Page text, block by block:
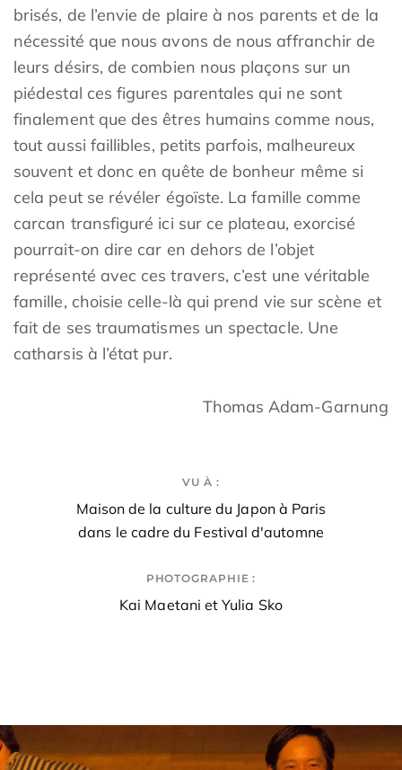
brisés, de l’envie de plaire à nos parents et de la
nécessité que nous avons de nous affranchir de
leurs désirs, de combien nous plaçons sur un
piédestal ces figures parentales qui ne sont
finalement que des êtres humains comme nous,
tout aussi faillibles, petits parfois, malheureux
souvent et donc en quête de bonheur même si
cela peut se révéler égoïste. La famille comme
carcan transfiguré ici sur ce plateau, exorcisé
pourrait-on dire car en dehors de l’objet
représenté avec ces travers, c’est une véritable
famille, choisie celle-là qui prend vie sur scène et
fait de ses traumatismes un spectacle. Une
catharsis à l’état pur.
Thomas Adam-Garnung
VU À :
Maison de la culture du Japon à Paris
dans le cadre du Festival d'automne
PHOTOGRAPHIE :
Kai Maetani et Yulia Sko